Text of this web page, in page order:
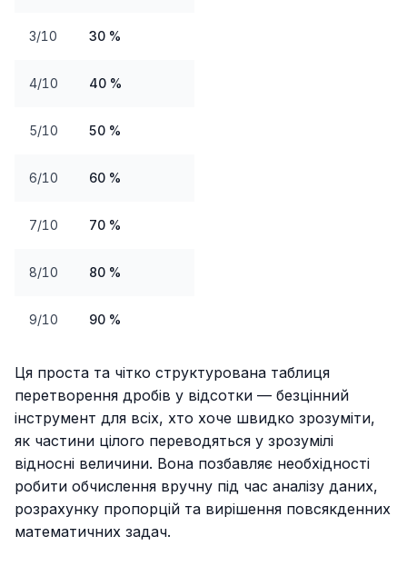
3/10 30 %
4/10 40 %
5/10 50 %
6/10 60 %
7/10 70 %
8/10 80 %
9/10 90 %
Ця проста та чітко структурована таблиця
перетворення дробів у відсотки — безцінний
інструмент для всіх, хто хоче швидко зрозуміти,
як частини цілого переводяться у зрозумілі
відносні величини. Вона позбавляє необхідності
робити обчислення вручну під час аналізу даних,
розрахунку пропорцій та вирішення повсякденних
математичних задач.